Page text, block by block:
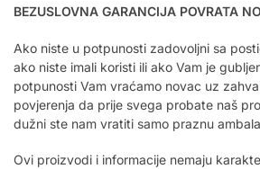
BEZUSLOVNA GARANCIJA POVRATA
Ako niste u potpunosti zadovoljni sa
ako niste imali koristi ili ako Vam je
potpunosti Vam vraćamo novac uz
povjerenja da prije svega probate naš
dužni ste nam vratiti samo praznu
Ovi proizvodi i informacije nemaju